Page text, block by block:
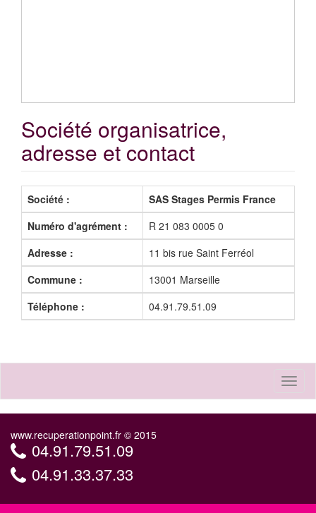
Société organisatrice,
adresse et contact
Société :
SAS Stages Permis France
Numéro d'agrément :
R 21 083 0005 0
Adresse :
11 bis rue Saint Ferréol
Commune :
13001 Marseille
Téléphone :
04.91.79.51.09
www.recuperationpoint.fr © 2015
04.91.79.51.09
04.91.33.37.33